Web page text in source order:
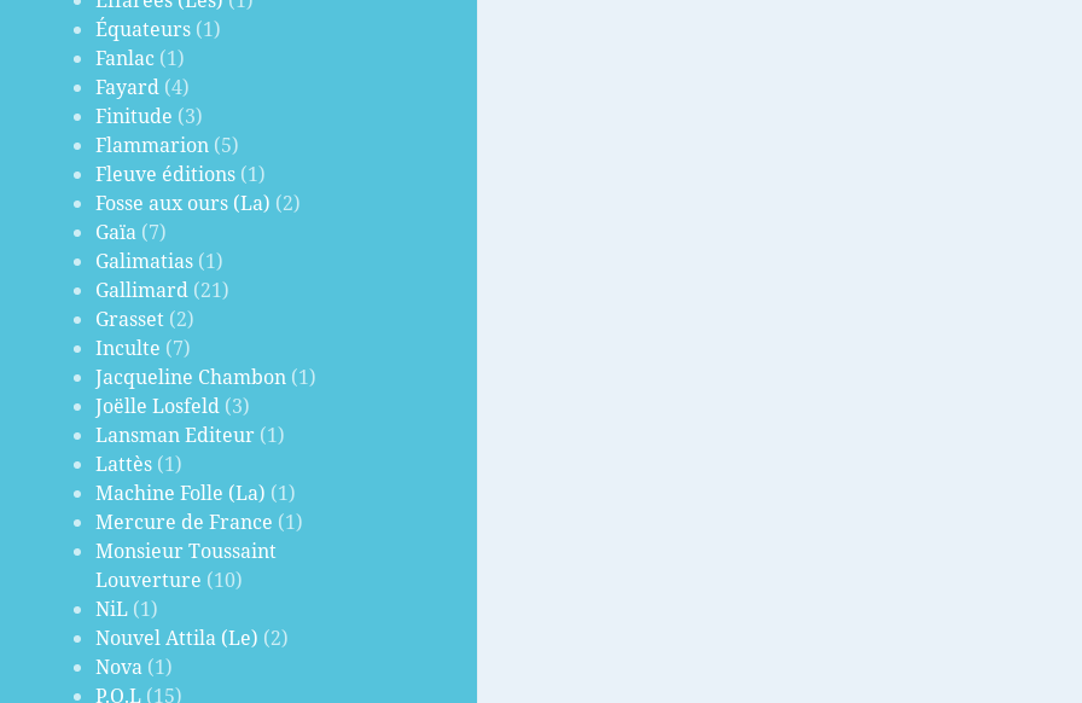
Équateurs (1)
Fanlac (1)
Fayard (4)
Finitude (3)
Flammarion (5)
Fleuve éditions (1)
Fosse aux ours (La) (2)
Gaïa (7)
Galimatias (1)
Gallimard (21)
Grasset (2)
Inculte (7)
Jacqueline Chambon (1)
Joëlle Losfeld (3)
Lansman Editeur (1)
Lattès (1)
Machine Folle (La) (1)
Mercure de France (1)
Monsieur Toussaint
Louverture (10)
NiL (1)
Nouvel Attila (Le) (2)
Nova (1)
P.O.L (15)